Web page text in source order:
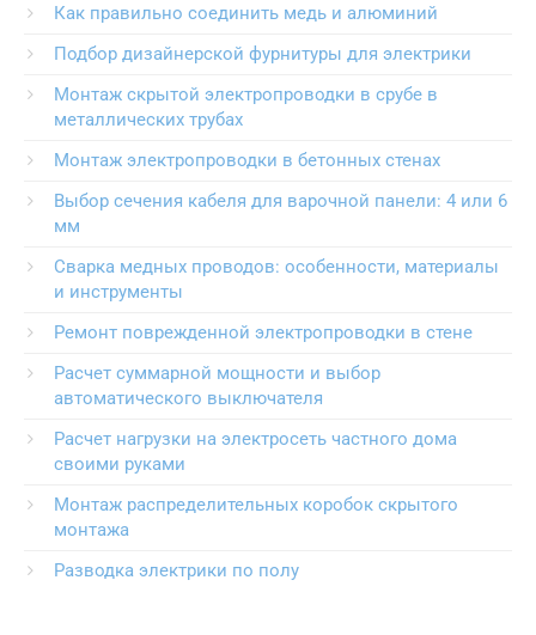
Как правильно соединить медь и алюминий
Подбор дизайнерской фурнитуры для электрики
Монтаж скрытой электропроводки в срубе в
металлических трубах
Монтаж электропроводки в бетонных стенах
Выбор сечения кабеля для варочной панели: 4 или 6
мм
Сварка медных проводов: особенности, материалы
и инструменты
Ремонт поврежденной электропроводки в стене
Расчет суммарной мощности и выбор
автоматического выключателя
Расчет нагрузки на электросеть частного дома
своими руками
Монтаж распределительных коробок скрытого
монтажа
Разводка электрики по полу